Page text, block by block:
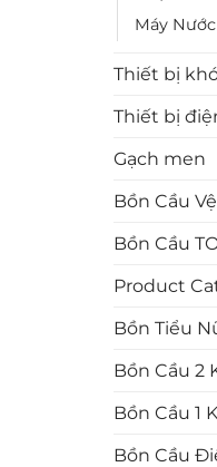
Máy
Thiết bị
Thiết bị
Gạch men
Bồn Cầu
Bồn Cầu
Product
Bồn Tiểu
Bồn Cầu 2
Bồn Cầu 1
Bồn Cầu